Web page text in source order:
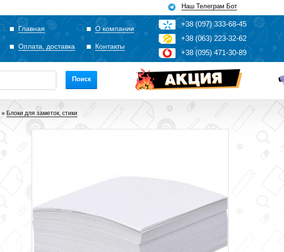
Наш Телеграм Бот
Главная О компании
Оплата, доставка Контакты
+38 (097)333-68-45
+38 (063) 223-32-62
+38 (095) 471-30-89
Поиск
» Блоки для заметок, стики